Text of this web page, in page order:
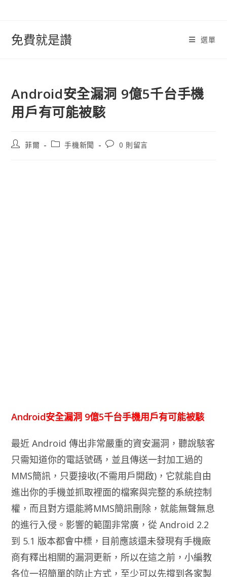
免費就是讚 選單
Android安全漏洞 9億5千台手機
用戶有可能被駭
文
菲爾
文
手機新聞
文
0 則留言
Android安全漏洞 9億5千台手機用戶有可能被駭
最近 Android 傳出非常嚴重的資安漏洞，聽說駭客
只需知道你的電話號碼，並且傳送一封加工過的
MMS簡訊，只要接收(不需用戶開啟)，它就能自由
進出你的手機並抓取裡面的檔案與完整的系統控制
權，而且對方還能將MMS簡訊刪除，就能無聲無息
的進行入侵。影響的範圍非常廣，從 Android 2.2
到 5.1 版本都會中標，目前應該還未發現有手機廠
商有釋出相關的漏洞更新，所以在這之前，小編教
各位一招簡單的防止方式，至少可以先撐到各家製